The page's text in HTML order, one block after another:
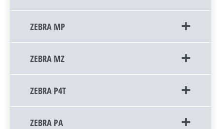
ZEBRA MP
ZEBRA MZ
ZEBRA P4T
ZEBRA PA